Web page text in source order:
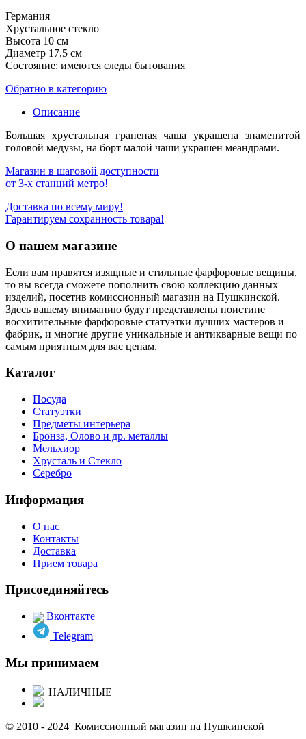
Германия
Хрустальное стекло
Высота 10 см
Диаметр 17,5 см
Состояние: имеются следы бытования
Обратно в категорию
Описание
Большая хрустальная граненая чаша украшена знаменитой
головой медузы, на борт малой чаши украшен меандрами.
Магазин в шаговой доступности
от 3-х станций метро!
Доставка по всему миру!
Гарантируем сохранность товара!
О нашем магазине
Если вам нравятся изящные и стильные фарфоровые вещицы,
то вы всегда сможете пополнить свою коллекцию данных
изделий, посетив комиссионный магазин на Пушкинской.
Здесь вашему вниманию будут представлены поистине
восхитительные фарфоровые статуэтки лучших мастеров и
фабрик, и многие другие уникальные и антикварные вещи по
самым приятным для вас ценам.
Каталог
Посуда
Статуэтки
Предметы интерьера
Бронза, Олово и др. металлы
Мельхиор
Хрусталь и Стекло
Серебро
Информация
О нас
Контакты
Доставка
Прием товара
Присоединяйтесь
Вконтакте
Telegram
Мы принимаем
НАЛИЧНЫЕ
© 2010 - 2024 Комиссионный магазин на Пушкинской